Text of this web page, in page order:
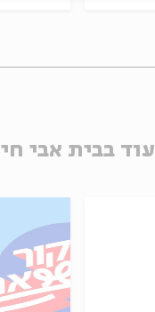
עוד בבית אבי חי